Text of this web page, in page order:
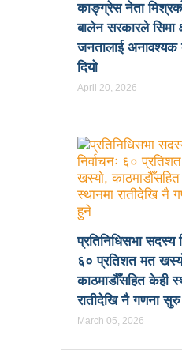
काङ्ग्रेस नेता
बालेन सरकारले सिमा
जनतालाई
दियो
April 20, 2026
प्रतिनिधिसभा सदस्य
६० प्रतिशत मत
काठमाडौँसहित केही
रातीदेखि नै गणना
March 05, 2026